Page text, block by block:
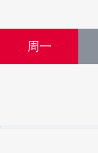
周一